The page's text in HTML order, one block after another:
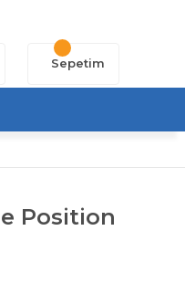
Sepetim
Position